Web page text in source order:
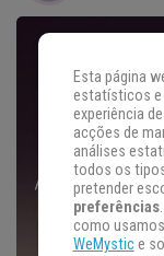
Esta página
estatísticos e
experiência
acções de
análises
todos os
pretender
preferências
como
WeMystice